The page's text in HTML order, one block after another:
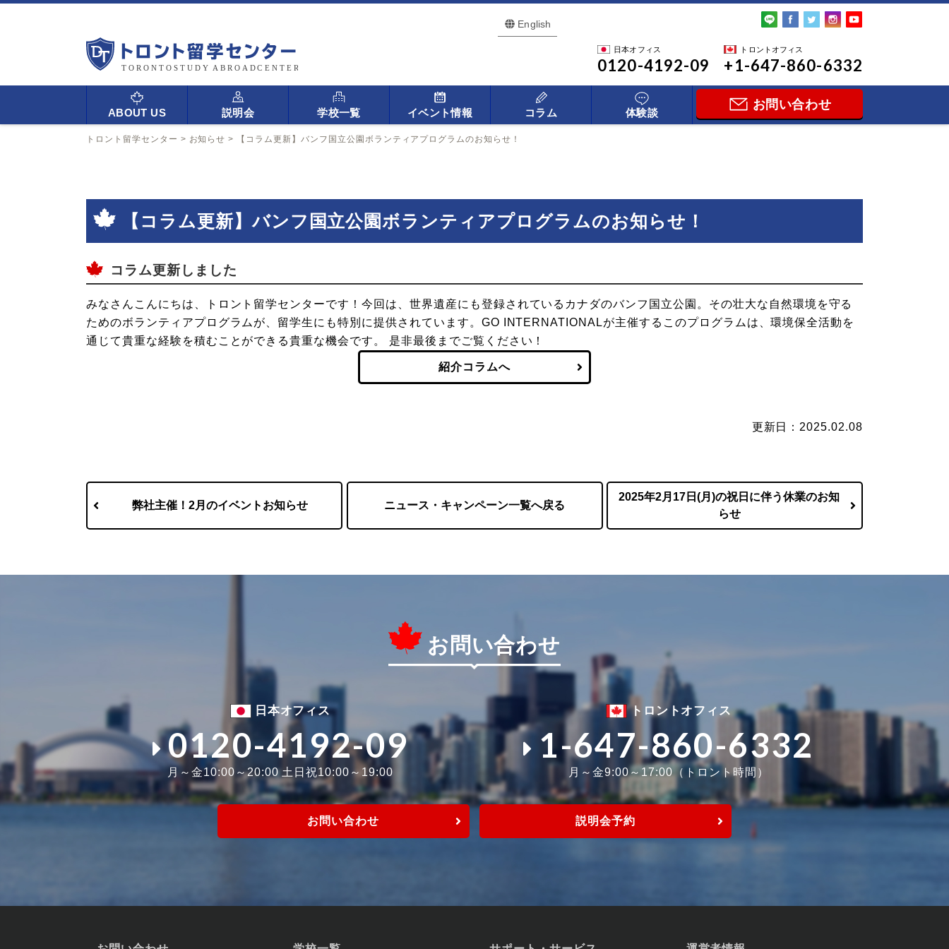
English
日本オフィス
0120-4192-09
トロントオフィス
+1-647-860-6332
ABOUT US 説明会 学校一覧 イベント情報 コラム 体験談
お問い合わせ
トロント留学センター > お知らせ > 【コラム更新】バンフ国立公園ボランティアプログラムのお知らせ！
【コラム更新】バンフ国立公園ボランティアプログラムのお知らせ！
コラム更新しました
みなさんこんにちは、トロント留学センターです！今回は、世界遺産にも登録されているカナダのバンフ国立公園。その壮大な自然環境を守る
ためのボランティアプログラムが、留学生にも特別に提供されています。GO INTERNATIONALが主催するこのプログラムは、環境保全活動を
通じて貴重な経験を積むことができる貴重な機会です。 是非最後までご覧ください！
紹介コラムへ
更新日：2025.02.08
弊社主催！2月のイベントお知らせ ニュース・キャンペーン一覧へ戻る
2025年2月17日(月)の祝日に伴う休業のお知
らせ
お問い合わせ
日本オフィス
0120-4192-09
月～金10:00～20:00 土日祝10:00～19:00
トロントオフィス
1-647-860-6332
月～金9:00～17:00（トロント時間）
お問い合わせ 説明会予約